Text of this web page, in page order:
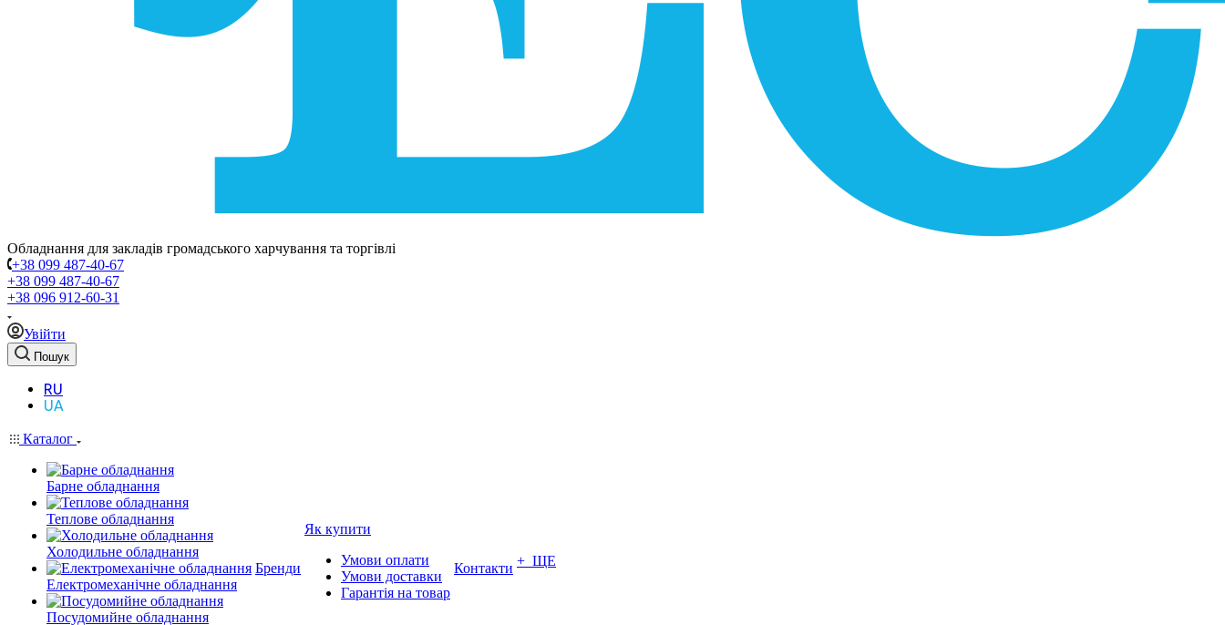
Обладнання для закладів громадського харчування та торгівлі
+38 099 487-40-67
+38 099 487-40-67
+38 096 912-60-31
Увійти
Пошук
RU
UA
Каталог
Барне обладнання
Теплове обладнання
Холодильне обладнання
Електромеханічне обладнання
Посудомийне обладнання
Бренди
Як купити
Умови оплати
Умови доставки
Гарантія на товар
Контакти + ЩЕ